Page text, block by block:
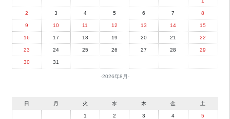
2026年8月
2 3 4 5 6 7 8
9 10 11 12 13 14 15
16 17 18 19 20 21 22
23 24 25 26 27 28 29
30 31
日 月 火 水 木 金 土
1 2 3 4 5